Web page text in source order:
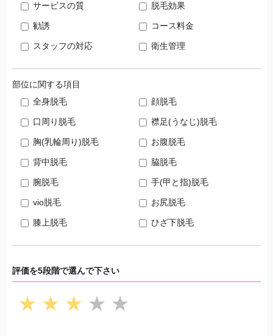
サービスの質 脱毛効果
勧誘 コース料金
スタッフの対応 衛生管理
部位に関する項目
全身脱毛
顔脱毛
口周り脱毛 襟足(うなじ)脱毛
胸(乳輪周り)脱毛 お腹脱毛
背中脱毛 脇脱毛
腕脱毛 手(甲と指)脱毛
vio脱毛 お尻脱毛
膝上脱毛 ひざ下脱毛
評価を5段階で選んで下さい
★ ★ ★ ★ ★